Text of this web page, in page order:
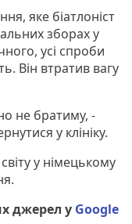
яке біатлоніст
зборах у
усі спроби
Він втратив вагу
не братиму, -
у клініку.
у німецькому
джерел у Google